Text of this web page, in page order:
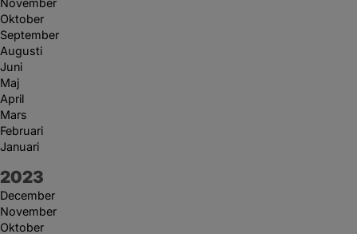
Oktober
September
Augusti
Juni
Maj
April
Mars
Februari
Januari
År:
2023
December
November
Oktober